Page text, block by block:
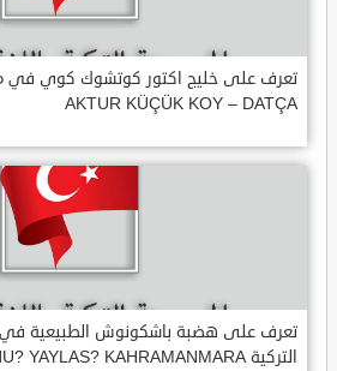
تعرف على خليج اكتور كوتشوك كوي في
AKTUR KÜÇÜK KOY – DATÇA
تعرف على هضبة باشكونوش الطبيعية
التركية BA?KONU? YAYLAS? KAHRAMANMARA?